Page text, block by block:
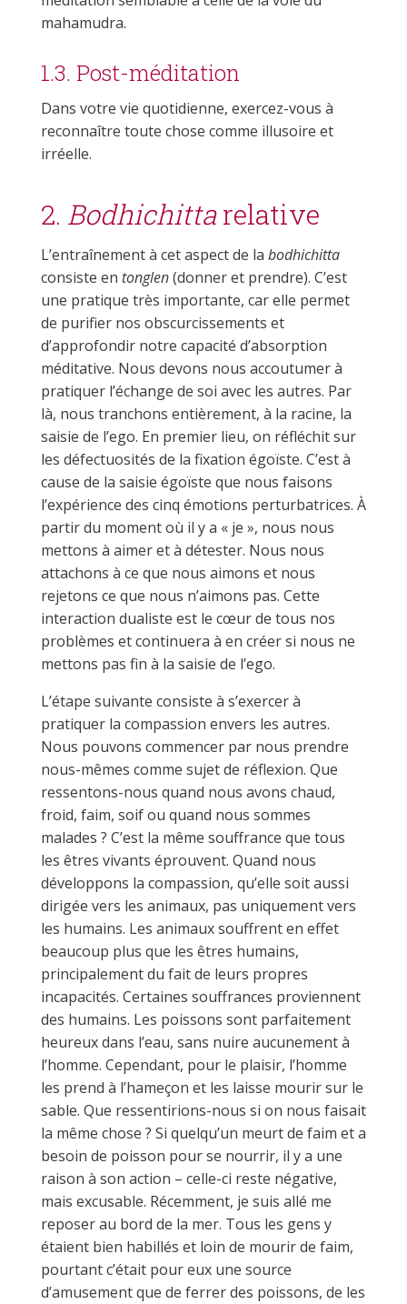
mahamudra.
1.3. Post-méditation
Dans votre vie quotidienne, exercez-vous à
reconnaître toute chose comme illusoire et
irréelle.
2. Bodhichittarelative
L’entraînement à cet aspect de la bodhichitta
consiste en tonglen(donner et prendre). C’est
une pratique très importante, car elle permet
de purifier nos obscurcissements et
d’approfondir notre capacité d’absorption
méditative. Nous devons nous accoutumer à
pratiquer l’échange de soi avec les autres. Par
là, nous tranchons entièrement, à la racine, la
saisie de l’ego. En premier lieu, on réfléchit sur
les défectuosités de la fixation égoïste. C’est à
cause de la saisie égoïste que nous faisons
l’expérience des cinq émotions perturbatrices. À
partir du moment où il y a « je », nous nous
mettons à aimer et à détester. Nous nous
attachons à ce que nous aimons et nous
rejetons ce que nous n’aimons pas. Cette
interaction dualiste est le cœur de tous nos
problèmes et continuera à en créer si nous ne
mettons pas fin à la saisie de l’ego.
L’étape suivante consiste à s’exercer à
pratiquer la compassion envers les autres.
Nous pouvons commencer par nous prendre
nous-mêmes comme sujet de réflexion. Que
ressentons-nous quand nous avons chaud,
froid, faim, soif ou quand nous sommes
malades ? C’est la même souffrance que tous
les êtres vivants éprouvent. Quand nous
développons la compassion, qu’elle soit aussi
dirigée vers les animaux, pas uniquement vers
les humains. Les animaux souffrent en effet
beaucoup plus que les êtres humains,
principalement du fait de leurs propres
incapacités. Certaines souffrances proviennent
des humains. Les poissons sont parfaitement
heureux dans l’eau, sans nuire aucunement à
l’homme. Cependant, pour le plaisir, l’homme
les prend à l’hameçon et les laisse mourir sur le
sable. Que ressentirions-nous si on nous faisait
la même chose ? Si quelqu’un meurt de faim et a
besoin de poisson pour se nourrir, il y a une
raison à son action – celle-ci reste négative,
mais excusable. Récemment, je suis allé me
reposer au bord de la mer. Tous les gens y
étaient bien habillés et loin de mourir de faim,
pourtant c’était pour eux une source
d’amusement que de ferrer des poissons, de les